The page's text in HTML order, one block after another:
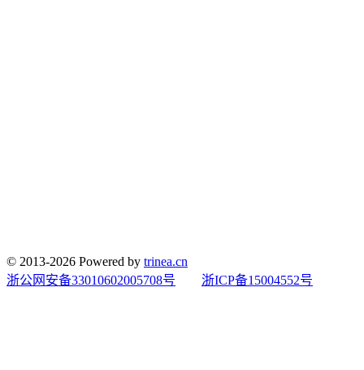
© 2013-2026 Powered by trinea.cn
浙公网安备33010602005708号
浙ICP备15004552号